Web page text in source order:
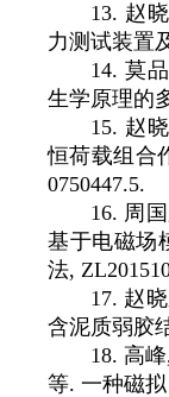
13. 赵
力测试装置
14. 莫
生学原理的
15. 赵
恒荷载组合
0750447.5.
16. 周
基于电磁场
法,
17. 赵
含泥质弱胶
18. 高峰
等.一种磁